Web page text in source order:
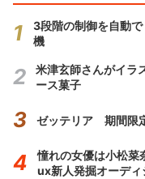
3段階の制御を自動
機
米津玄師さんがイラ
ース菓子
ゼッテリア 期間限
憧れの女優は小松
ux新人発掘オーデ